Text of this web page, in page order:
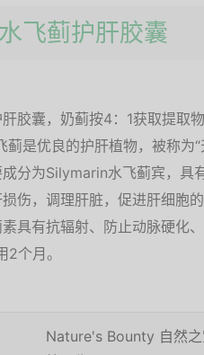
飞蓟护肝胶囊
胶囊，奶蓟按4：1获取提取
是优良的护肝植物，被称为
分为Silymarin水飞蓟宾，具
伤，调理肝脏，促进肝细胞
具有抗辐射、防止动脉硬化
个月。
Nature's Bounty 自然